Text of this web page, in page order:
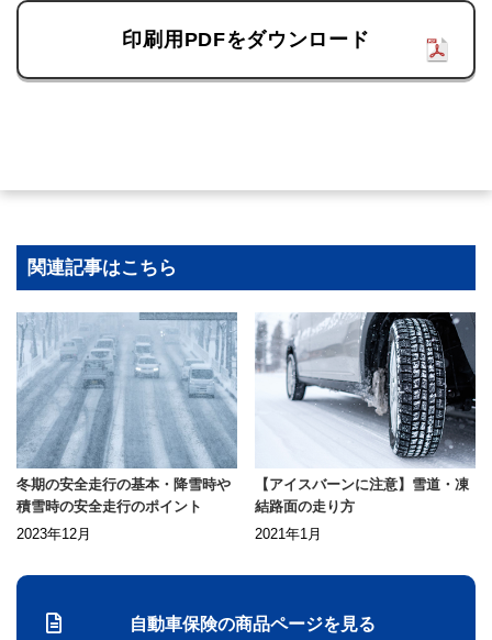
印刷用PDFをダウンロード
関連記事はこちら
冬期の安全走行の基本・降雪時や
積雪時の安全走行のポイント
2023年12月
【アイスバーンに注意】雪道・凍
結路面の走り方
2021年1月
自動車保険の商品ページを見る